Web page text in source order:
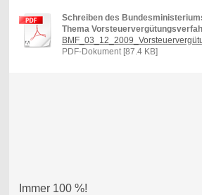
Schreiben des
Thema
PDF-Dokument [87.4 KB]
Immer 100 %!